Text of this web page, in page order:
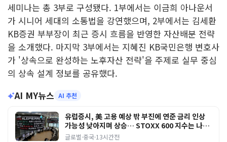
세미나는 총 3부로 구성됐다. 1부에서는 이금희 아나운서
가 시니어 세대의 소통법을 강연했으며, 2부에서는 김세환
KB증권 부부장이 최근 증시 흐름을 반영한 자산배분 전략
을 소개했다. 마지막 3부에서는 지혜진 KB국민은행 변호사
가 '상속으로 완성하는 노후자산 전략'을 주제로 실무 중심
의 상속 설계 정보를 공유했다.
AI MY뉴스 AI 추천
유럽증시, 美 고용 예상 밖 부진에 연준 금리 인상
가능성 낮아지며 상승… STOXX 600 지수는 나흘
연속 최고치
글로벌·중국·13시간전